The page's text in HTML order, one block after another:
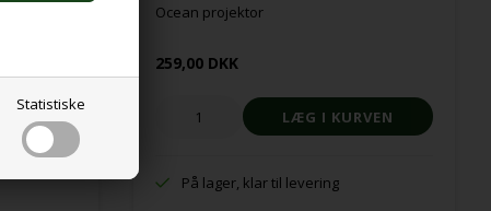
Statistiske
Ocean projektor
259,00 DKK
På lager, klar til levering